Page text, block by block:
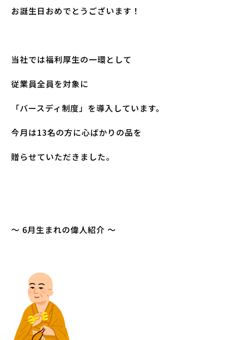
お誕生日おめでとうございます！
当社では福利厚生の一環として
従業員全員を対象に
「バースディ制度」を導入しています。
今月は13名の方に心ばかりの品を
贈らせていただきました。
～ 6月生まれの偉人紹介 ～